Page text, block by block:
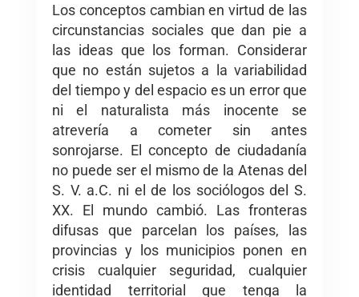
Los conceptos cambian en virtud de las
circunstancias sociales que dan pie a
las ideas que los forman. Considerar
que no están sujetos a la variabilidad
del tiempo y del espacio es un error que
ni el naturalista más inocente se
atrevería a cometer sin antes
sonrojarse. El concepto de ciudadanía
no puede ser el mismo de la Atenas del
S. V. a.C. ni el de los sociólogos del S.
XX. El mundo cambió. Las fronteras
difusas que parcelan los países, las
provincias y los municipios ponen en
crisis cualquier seguridad, cualquier
identidad territorial que tenga la